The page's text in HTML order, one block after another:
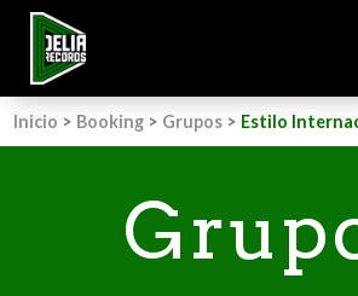
Inicio > Booking > Grupos > Estilo